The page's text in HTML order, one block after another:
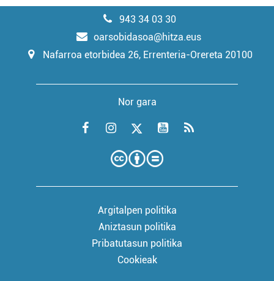
943 34 03 30
oarsobidasoa@hitza.eus
Nafarroa etorbidea 26, Errenteria-Orereta 20100
Nor gara
Argitalpen politika
Aniztasun politika
Pribatutasun politika
Cookieak